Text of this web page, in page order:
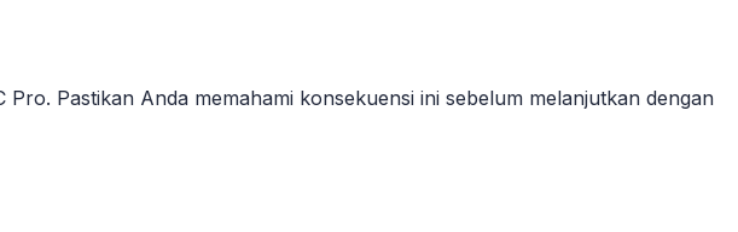
Pastikan Anda memahami konsekuensi ini sebelum melanjutkan dengan